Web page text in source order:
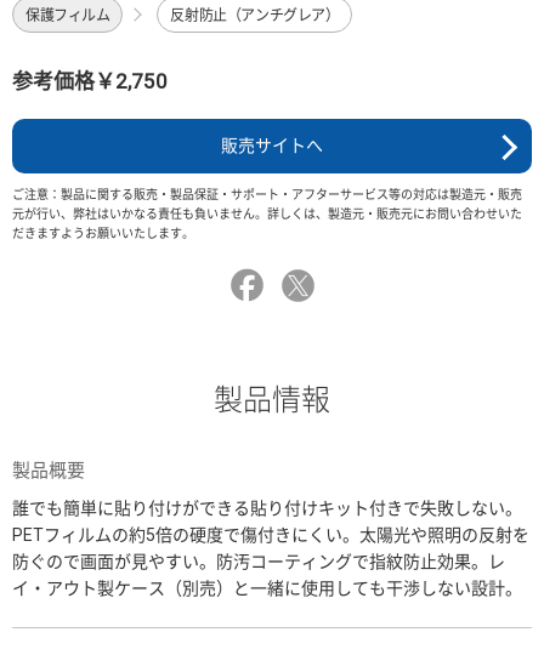
保護フィルム 反射防止（アンチグレア）
参考価格￥2,750
販売サイトへ
ご注意：製品に関する販売・製品保証・サポート・アフターサービス等の対応は製造元・販売
元が行い、弊社はいかなる責任も負いません。詳しくは、製造元・販売元にお問い合わせいた
だきますようお願いいたします。
製品情報
製品概要
誰でも簡単に貼り付けができる貼り付けキット付きで失敗しない。
PETフィルムの約5倍の硬度で傷付きにくい。太陽光や照明の反射を
防ぐので画面が見やすい。防汚コーティングで指紋防止効果。レ
イ・アウト製ケース（別売）と一緒に使用しても干渉しない設計。